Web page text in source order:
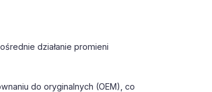
działanie promieni
do oryginalnych (OEM), co